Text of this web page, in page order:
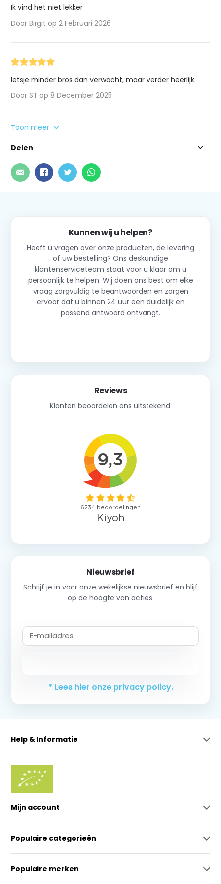
Ik vind het niet lekker
Door Birgit op 2 Februari 2026
Ietsje minder bros dan verwacht, maar verder heerlijk.
Door ST op 8 December 2025
Toon meer
Delen
Kunnen wij u helpen?
Heeft u vragen over onze producten, de levering
of uw bestelling? Ons deskundige
klantenserviceteam staat voor u klaar om u
persoonlijk te helpen. Wij doen ons best om elke
vraag zorgvuldig te beantwoorden en zorgen
ervoor dat u binnen 24 uur een duidelijk en
passend antwoord ontvangt.
Reviews
Klanten beoordelen ons uitstekend.
Nieuwsbrief
Schrijf je in voor onze wekelijkse nieuwsbrief en blijf
op de hoogte van acties.
* Lees hier onze privacy policy.
Help & Informatie
Mijn account
Populaire categorieën
Populaire merken